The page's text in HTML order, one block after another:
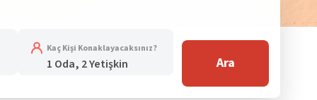
Kaç Kişi Konaklayacaksınız?
1 Oda, 2 Yetişkin Ara